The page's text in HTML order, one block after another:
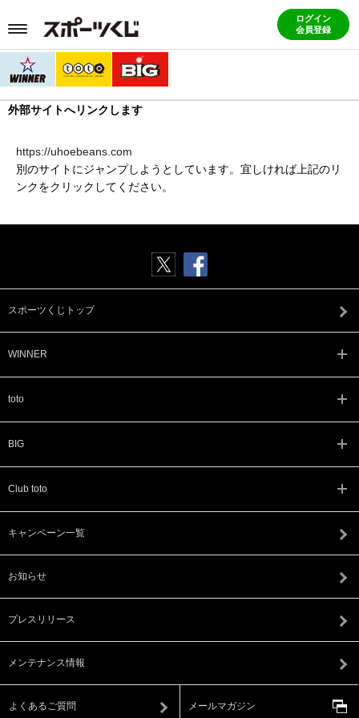
ログイン
会員登録
外部サイトへリンクします
https://uhoebeans.com
別のサイトにジャンプしようとしています。宜しければ上記のリ
ンクをクリックしてください。
スポーツくじトップ
WINNER
toto
BIG
Club toto
キャンペーン一覧
お知らせ
プレスリリース
メンテナンス情報
よくあるご質問 メールマガジン